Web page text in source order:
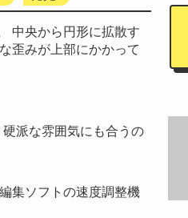
中央から円形に拡散す
歪みが上部にかかって
派な雰囲気にも合うの
集ソフトの速度調整機